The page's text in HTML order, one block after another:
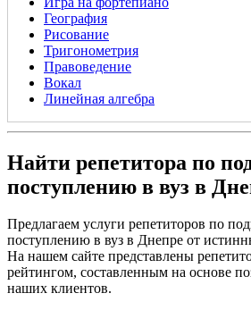
География
Рисование
Тригонометрия
Правоведение
Вокал
Линейная алгебра
Найти репетитора по
поступлению в вуз в
Предлагаем услуги репетиторов по
поступлению в вуз в Днепре от
На нашем сайте представлены
рейтингом, составленным на основе
наших клиентов.